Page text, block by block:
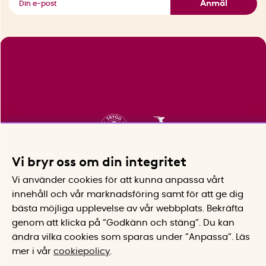
Anmäl
Vi bryr oss om din integritet
Vi använder cookies för att kunna anpassa vårt
innehåll och vår marknadsföring samt för att ge dig
bästa möjliga upplevelse av vår webbplats.
Bekräfta
genom att klicka på “Godkänn och stäng”. Du kan
ändra vilka cookies som sparas under ”Anpassa”.
Läs
mer i vår cookiepolicy